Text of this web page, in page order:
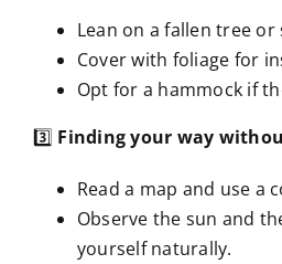
Lean on a fallen tree
Cover with foliage for
Opt for a hammock if
3️⃣ Finding your way
Read a map and use a
Observe the sun and
yourself naturally.